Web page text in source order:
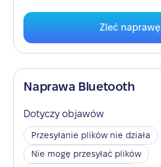
Zleć naprawę
Naprawa Bluetooth
Dotyczy objawów
Przesyłanie plików nie działa
Nie mogę przesyłać plików